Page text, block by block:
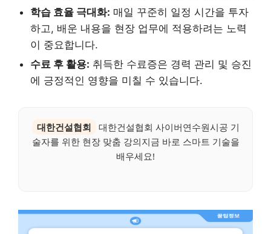
학습 효율 극대화: 매일 꾸준히 일정 시간을 투자
하고, 배운 내용을 현장 업무에 적용하려는 노력
이 중요합니다.
수료 후 활용: 취득한 수료증은 경력 관리 및 승진
에 긍정적인 영향을 미칠 수 있습니다.
대한건설협회
대한건설협회 사이버연수원시공 기
술자를 위한 현장 맞춤 강의지금 바로 스마트 기술을
배우세요!